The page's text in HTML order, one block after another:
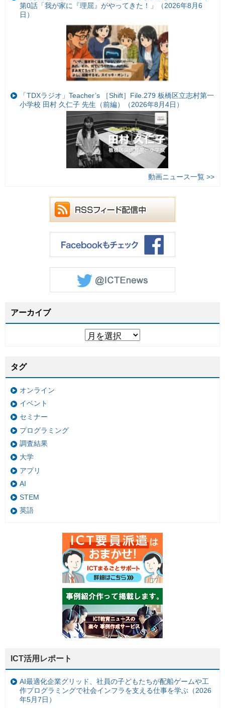
第0話「我が家に『理屈』がやってきた！」（2026年8月6
日）
「TDXラジオ」Teacher’s ［Shift］File.279 板橋区立志村第一
小学校 田村 久仁子 先生（前編）（2026年8月4日）
動画ニュース一覧 >>
アーカイブ
タグ
オンライン
イベント
セミナー
プログラミング
調査結果
大学
アプリ
AI
STEM
英語
ICT活用レポート
AI最適化企業グリッド、社員の子どもたちが配船ゲームや工
作プログラミングで社会インフラを支える仕事を学ぶ（2026
年5月7日）